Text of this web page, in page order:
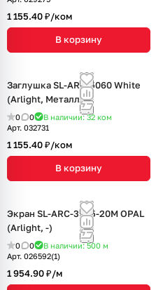
1 155.40 ₽/ком
В корзину
Заглушка SL-ARC-5060 White
(Arlight, Металл)
0 0 В наличии: 32 ком
Арт. 032731
1 155.40 ₽/ком
В корзину
Экран SL-ARC-3535-20M OPAL
(Arlight, -)
0 0 В наличии: 500 м
Арт. 026592(1)
1 954.90 ₽/м